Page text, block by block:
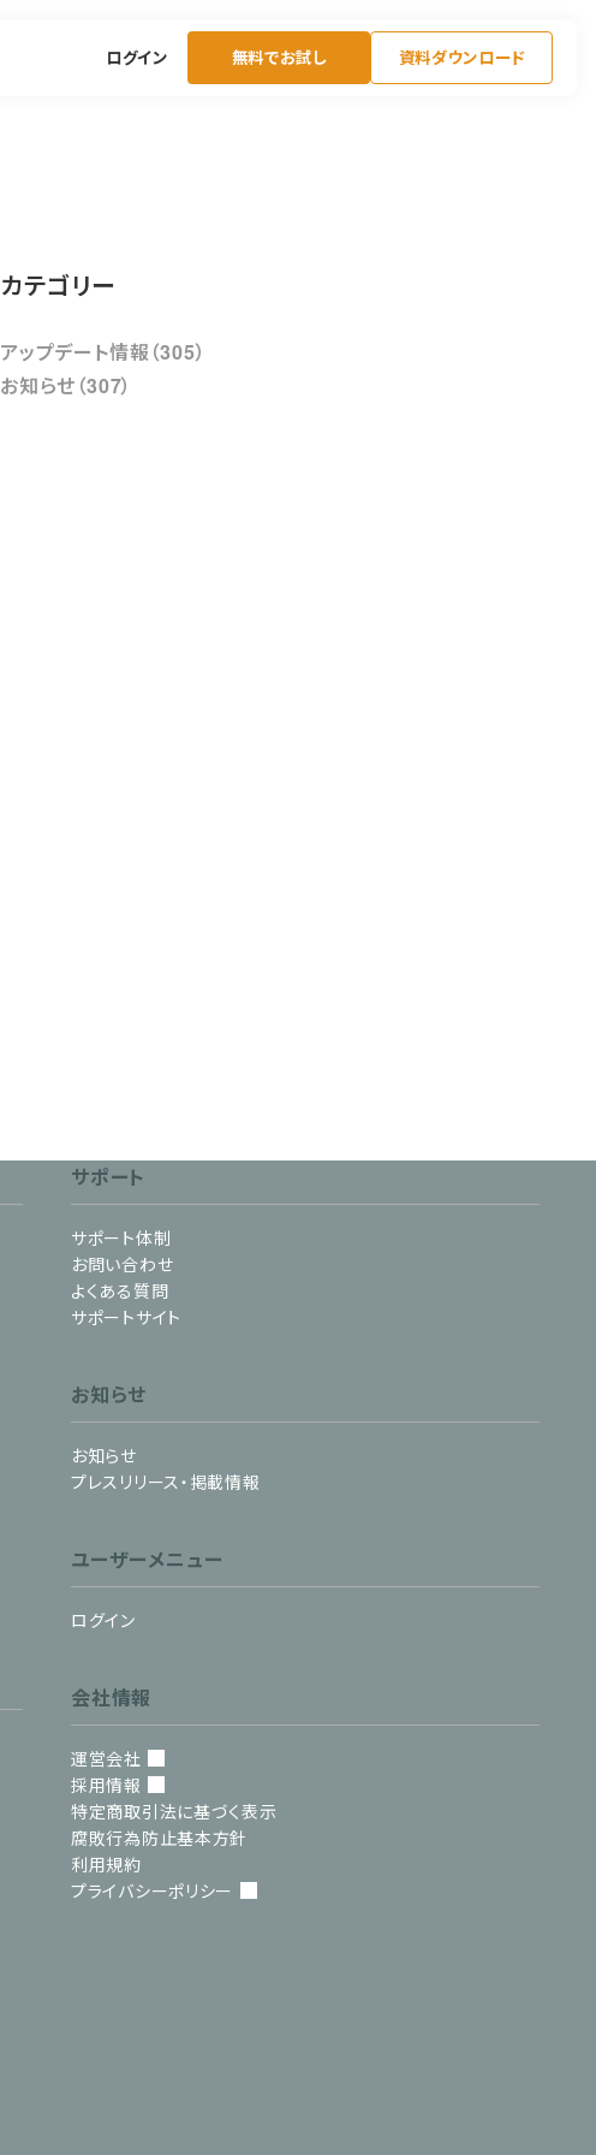
ログイン 無料でお試し 資料ダウンロード
カテゴリー
アップデート情報（305）
お知らせ（307）
サポート
サポート体制
お問い合わせ
よくある質問
サポートサイト
お知らせ
お知らせ
プレスリリース・掲載情報
ユーザーメニュー
ログイン
会社情報
運営会社
採用情報
特定商取引法に基づく表示
腐敗行為防止基本方針
利用規約
プライバシーポリシー